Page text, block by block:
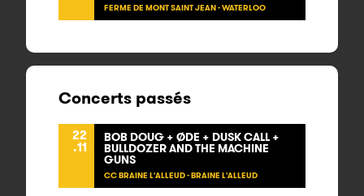
FERME DE MONT SAINT JEAN - WATERLOO
Concerts passés
22
.11
BOB DOUG + ØDE + DUSK CALL +
BULLDOZER AND THE MACHINE
GUNS
CC BRAINE L'ALLEUD - BRAINE L'ALLEUD